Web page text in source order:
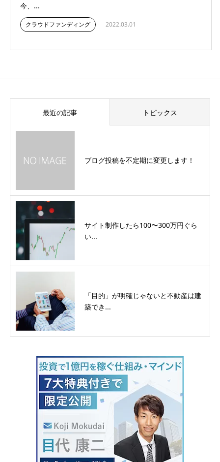
今、...
クラウドファンディング 2022.03.01
最近の記事 トピックス
ブログ投稿を不定期に変更します！
サイト制作したら100〜300万円ぐら
い...
「目的」が明確じゃないと不動産は建
築でき...